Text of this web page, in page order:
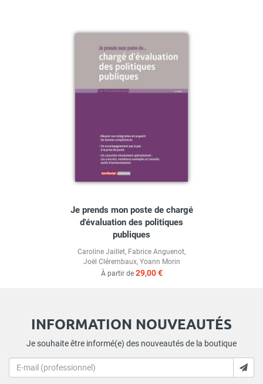
Je prends mon poste de chargé
d'évaluation des politiques
publiques
Caroline Jaillet, Fabrice Anguenot,
Joël Clérembaux, Yoann Morin
À partir de 29,00 €
INFORMATION NOUVEAUTÉS
Je souhaite être informé(e) des nouveautés de la boutique